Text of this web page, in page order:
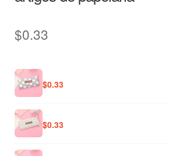
$0.33
$0.33
$0.33